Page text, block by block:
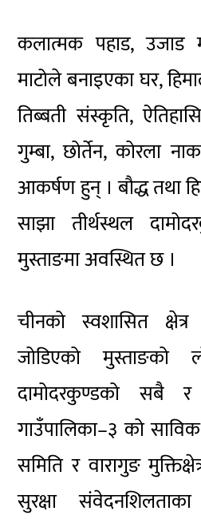
कलात्मक पहाड, उजाड
माटोले बनाइएका घर,
तिब्बती संस्कृति,
गुम्बा, छोर्तेन, कोरला
आकर्षण हुन् । बौद्ध तथा
साझा तीर्थस्थल
मुस्ताङमा अवस्थित छ ।
चीनको स्वशासित
जोडिएको मुस्ताङको
दामोदरकुण्डको सबै र
गाउँपालिका–३ को
समिति र वारागुङ
सुरक्षा